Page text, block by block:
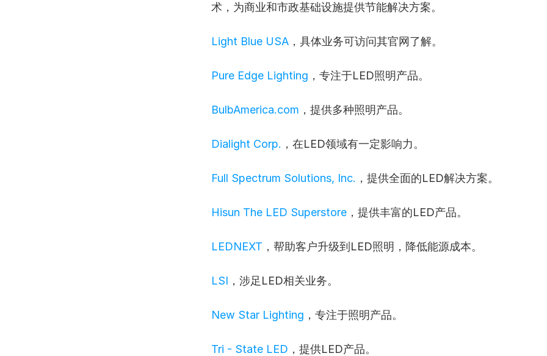
术，为商业和市政基础设施提供节能解决方案。
Light Blue USA ，具体业务可访问其官网了解。
Pure Edge Lighting ，专注于LED照明产品。
BulbAmerica.com ，提供多种照明产品。
Dialight Corp. ，在LED领域有一定影响力。
Full Spectrum Solutions, Inc. ，提供全面的LED解决方案。
Hisun The LED Superstore ，提供丰富的LED产品。
LEDNEXT ，帮助客户升级到LED照明，降低能源成本。
LSI ，涉足LED相关业务。
New Star Lighting ，专注于照明产品。
Tri - State LED ，提供LED产品。